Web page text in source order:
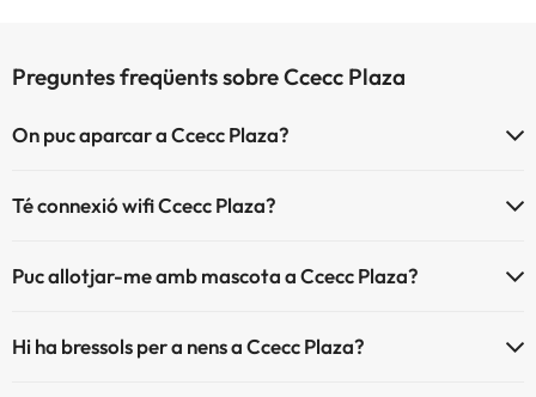
Preguntes freqüents sobre Ccecc Plaza
On puc aparcar a Ccecc Plaza?
(sota disponibilitat):
Pàrquing exterior de pagament
Té connexió wifi Ccecc Plaza?
Ccecc Plaza disposa d'Internet corner.
Puc allotjar-me amb mascota a Ccecc Plaza?
directe a l'hotel). Consulta les condicions.
Hi ha bressols per a nens a Ccecc Plaza?